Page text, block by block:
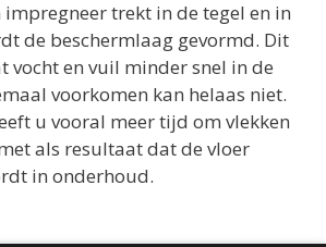
impregneer trekt in de tegel en in
de beschermlaag gevormd. Dit
vocht en vuil minder snel in de
voorkomen kan helaas niet.
u vooral meer tijd om vlekken
als resultaat dat de vloer
in onderhoud.